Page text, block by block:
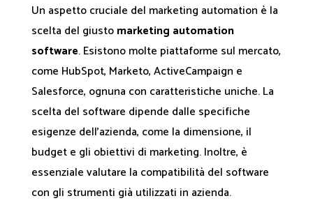
Un aspetto cruciale del marketing automation è la
scelta del giustomarketing automation
software. Esistono molte piattaforme sul mercato,
come HubSpot, Marketo, ActiveCampaign e
Salesforce, ognuna con caratteristiche uniche. La
scelta del software dipende dalle specifiche
esigenze dell'azienda, come la dimensione, il
budget e gli obiettivi di marketing. Inoltre, è
essenziale valutare la compatibilità del software
con gli strumenti già utilizzati in azienda.